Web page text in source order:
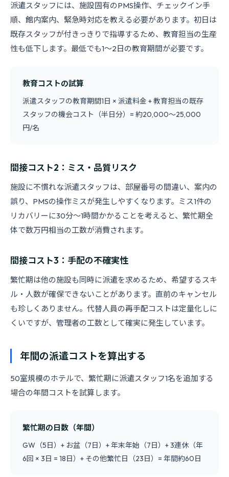
派遣スタッフには、施設固有のPMS操作、チェックイン手
順、館内案内、緊急時対応を教える必要があります。初日は
既存スタッフが付きっきりで指導するため、教育担当の生産
性も低下します。最低でも1〜2日の教育期間が必要です。
教育コストの試算
派遣スタッフの教育期間1日 × 派遣料金 + 教育担当の既存
スタッフの機会コスト（半日分）= 約20,000〜25,000
円/名
間接コスト2：ミス・品質リスク
施設に不慣れな派遣スタッフは、部屋番号の間違い、案内の
誤り、PMSの操作ミスが発生しやすくなります。ミス1件の
リカバリーに30分〜1時間かかることを考えると、繁忙期全
体で数万円相当の工数が消費されます。
間接コスト3：手配の不確実性
繁忙期は他の施設も同時に派遣を求めるため、希望するスキ
ル・人数が確保できないことがあります。直前のキャンセル
も珍しくありません。代替人員の再手配コストは定量化しに
くいですが、管理者の工数として確実に発生しています。
年間の派遣コストを算出する
50室規模のホテルで、繁忙期に派遣スタッフ1名を追加する
場合の年間コストを試算します。
繁忙期の日数（年間）
GW（5日）+ お盆（7日）+ 年末年始（7日）+ 3連休（年
6回 × 3日 = 18日）+ その他繁忙日（23日）= 年間約60日